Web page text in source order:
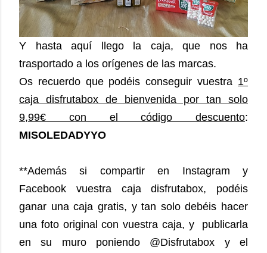
Y hasta aquí llego la caja, que nos ha
trasportado a los orígenes de las marcas.
Os recuerdo que podéis conseguir vuestra 1º
caja disfrutabox de bienvenida por tan solo
9,99€ con el código descuento:
MISOLEDADYYO
**Además si compartir en Instagram y
Facebook vuestra caja disfrutabox, podéis
ganar una caja gratis, y tan solo debéis hacer
una foto original con vuestra caja, y publicarla
en su muro poniendo @Disfrutabox y el